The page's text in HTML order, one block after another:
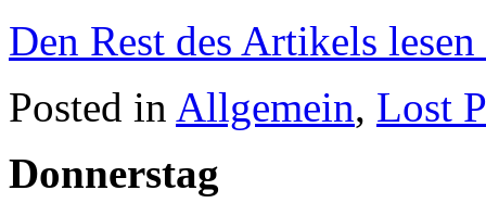
Den Rest des Artikels lesen
Posted in Allgemein, Lost
Donnerstag